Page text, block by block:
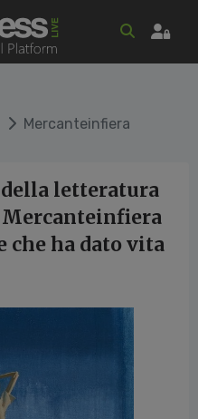
Mercanteinfiera
letteratura
Mercanteinfiera
ha dato vita